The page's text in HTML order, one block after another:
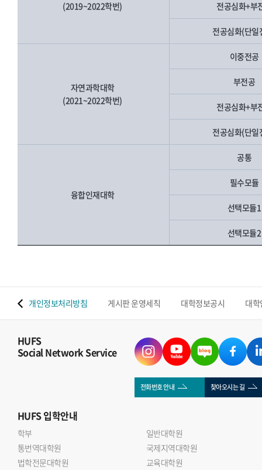
(2019~2022학번)
전공심화+부
전공심화(단
자연과학대학
(2021~2022학번)
이중전공
부전공
전공심화+부
전공심화(단
융합인재대학
공통
필수모듈
선택모듈1
선택모듈2
개인정보처리방침 게시판 운영세칙 대학정보공시 대
HUFS
Social Network Service
전화번호 안내 찾아오시는 길
HUFS입학안내
학부
일반대학원
통번역대학원
국제지역대학원
법학전문대학원
교육대학원